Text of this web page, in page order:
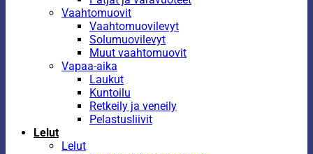
Vaahtomuovit
Vaahtomuovilevyt
Solumuovilevyt
Muut vaahtomuovit
Vapaa-aika
Laukut
Kuntoilu
Retkeily ja veneily
Pelastusliivit
Lelut
Lelut